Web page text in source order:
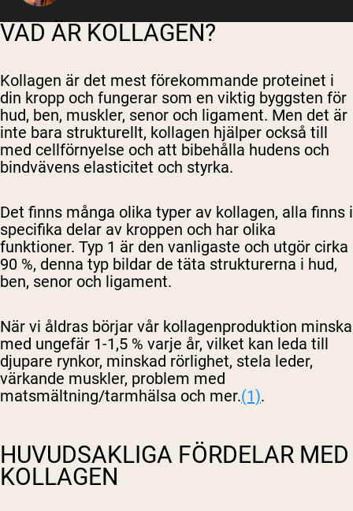
VAD ÄR KOLLAGEN?
Kollagen är det mest förekommande proteinet i
din kropp och fungerar som en viktig byggsten för
hud, ben, muskler, senor och ligament. Men det är
inte bara strukturellt, kollagen hjälper också till
med cellförnyelse och att bibehålla hudens och
bindvävens elasticitet och styrka.
Det finns många olika typer av kollagen, alla finns i
specifika delar av kroppen och har olika
funktioner. Typ 1 är den vanligaste och utgör cirka
90 %, denna typ bildar de täta strukturerna i hud,
ben, senor och ligament.
När vi åldras börjar vår kollagenproduktion minska
med ungefär 1-1,5 % varje år, vilket kan leda till
djupare rynkor, minskad rörlighet, stela leder,
värkande muskler, problem med
matsmältning/tarmhälsa och mer.(1).
HUVUDSAKLIGA FÖRDELAR MED
KOLLAGEN